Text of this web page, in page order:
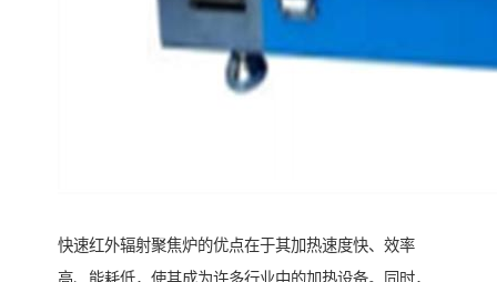
快速红外辐射聚焦炉的优点在于其加热速度快、效率